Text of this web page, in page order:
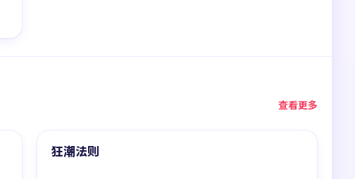
查看更多
最新
99:20
狂潮法则